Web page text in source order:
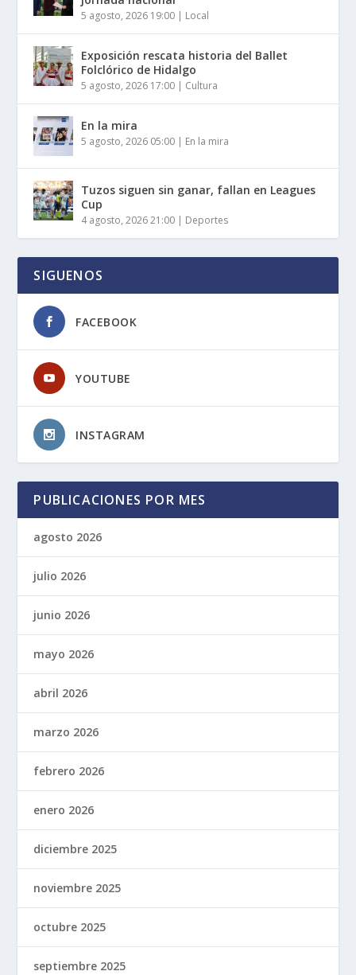
5 agosto, 2026 19:00 | Local
Exposición rescata historia del Ballet
Folclórico de Hidalgo
5 agosto, 2026 17:00 | Cultura
En la mira
5 agosto, 2026 05:00 | En la mira
Tuzos siguen sin ganar, fallan en Leagues
Cup
4 agosto, 2026 21:00 | Deportes
SIGUENOS
FACEBOOK
YOUTUBE
INSTAGRAM
PUBLICACIONES POR MES
agosto 2026
julio 2026
junio 2026
mayo 2026
abril 2026
marzo 2026
febrero 2026
enero 2026
diciembre 2025
noviembre 2025
octubre 2025
septiembre 2025